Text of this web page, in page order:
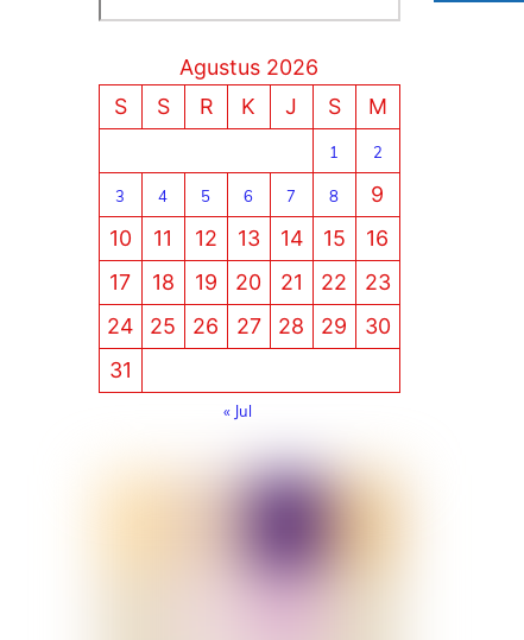
Agustus 2026
S
S R K J S M
1 2
3 4 5 6 7 8
9
10
11 12 13 14 15
16
17
18 19 20 21 22
23
24
25 26 27 28 29
30
31
« Jul